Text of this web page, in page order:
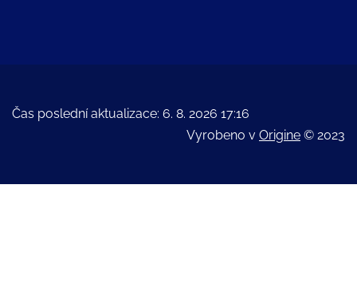
Čas poslední aktualizace: 6. 8. 2026 17:16
Vyrobeno v Origine © 2023